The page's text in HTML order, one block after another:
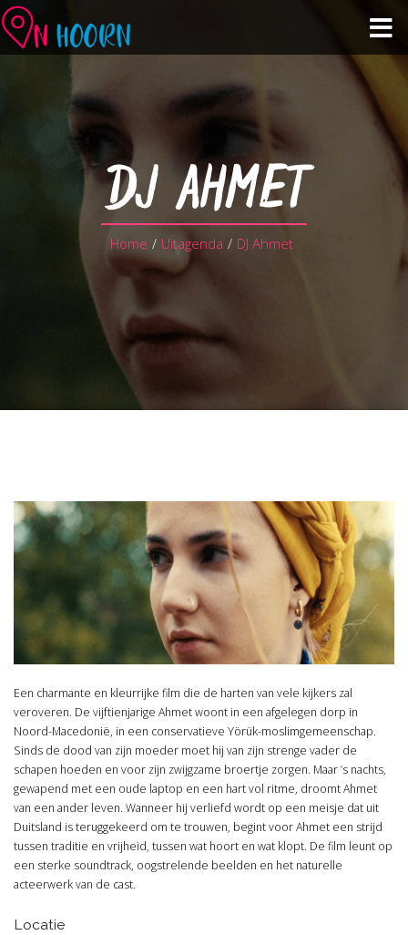
Agenda
Zien & Doen
Winkelen & Horeca
Over Hoorn
DJ AHMET
Home / Uitagenda / DJ Ahmet
Een charmante en kleurrijke film die de harten van vele kijkers zal
veroveren. De vijftienjarige Ahmet woont in een afgelegen dorp in
Noord-Macedonië, in een conservatieve Yörük-moslimgemeenschap.
Sinds de dood van zijn moeder moet hij van zijn strenge vader de
schapen hoeden en voor zijn zwijgzame broertje zorgen. Maar ’s nachts,
gewapend met een oude laptop en een hart vol ritme, droomt Ahmet
van een ander leven. Wanneer hij verliefd wordt op een meisje dat uit
Duitsland is teruggekeerd om te trouwen, begint voor Ahmet een strijd
tussen traditie en vrijheid, tussen wat hoort en wat klopt. De film leunt op
een sterke soundtrack, oogstrelende beelden en het naturelle
acteerwerk van de cast.
Locatie